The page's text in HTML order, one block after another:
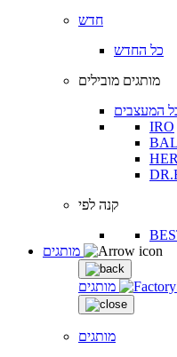
חדש
כל החדש
מותגים מובילים
המעצבים
IRO
קנה לפי
מותגים
מותגים